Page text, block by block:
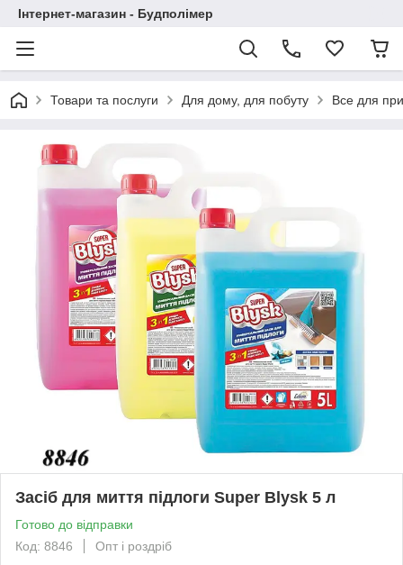
Інтернет-магазин - Будполімер
Товари та послуги Для дому, для побуту Все для
Засіб для миття підлоги Super Blysk 5 л
Готово до відправки
Код: 8846
Опт і роздріб